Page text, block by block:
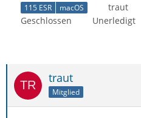
115 ESR macOS traut
Geschlossen
Unerledigt
traut
Mitglied